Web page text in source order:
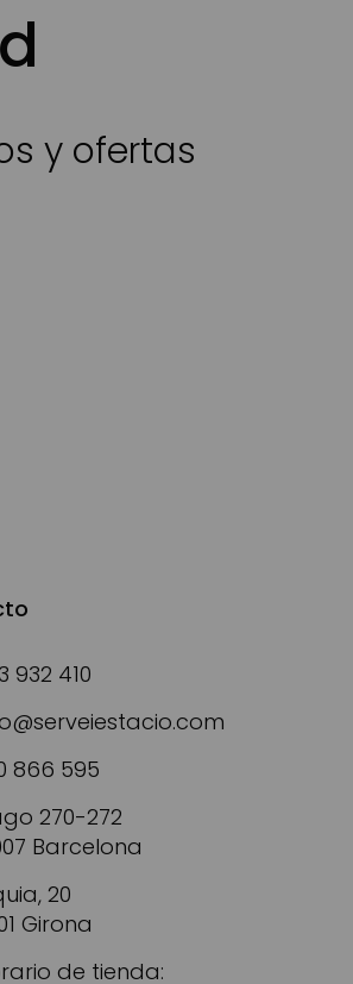
y ofertas
932 410
866 595
270-272
Barcelona
20
Girona
de tienda: